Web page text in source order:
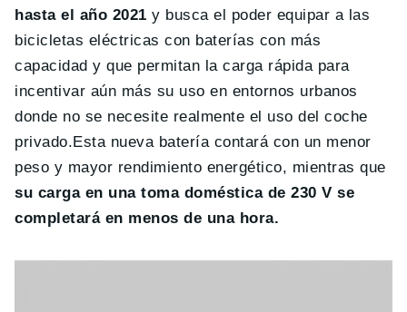
hasta el año 2021 y busca el poder equipar a las
bicicletas eléctricas con baterías con más
capacidad y que permitan la carga rápida para
incentivar aún más su uso en entornos urbanos
donde no se necesite realmente el uso del coche
privado.Esta nueva batería contará con un menor
peso y mayor rendimiento energético, mientras que
su carga en una toma doméstica de 230 V se
completará en menos de una hora.